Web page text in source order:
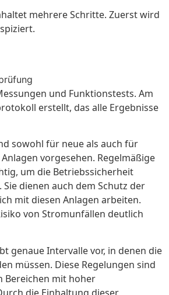
mehrere Schritte. Zuerst wird
und Funktionstests. Am
erstellt, das alle Ergebnisse
sowohl für neue als auch für
vorgesehen. Regelmäßige
um die Betriebssicherheit
dienen auch dem Schutz der
mit diesen Anlagen arbeiten.
von Stromunfällen deutlich
genaue Intervalle vor, in denen die
müssen. Diese Regelungen sind
Bereichen mit hoher
die Einhaltung dieser